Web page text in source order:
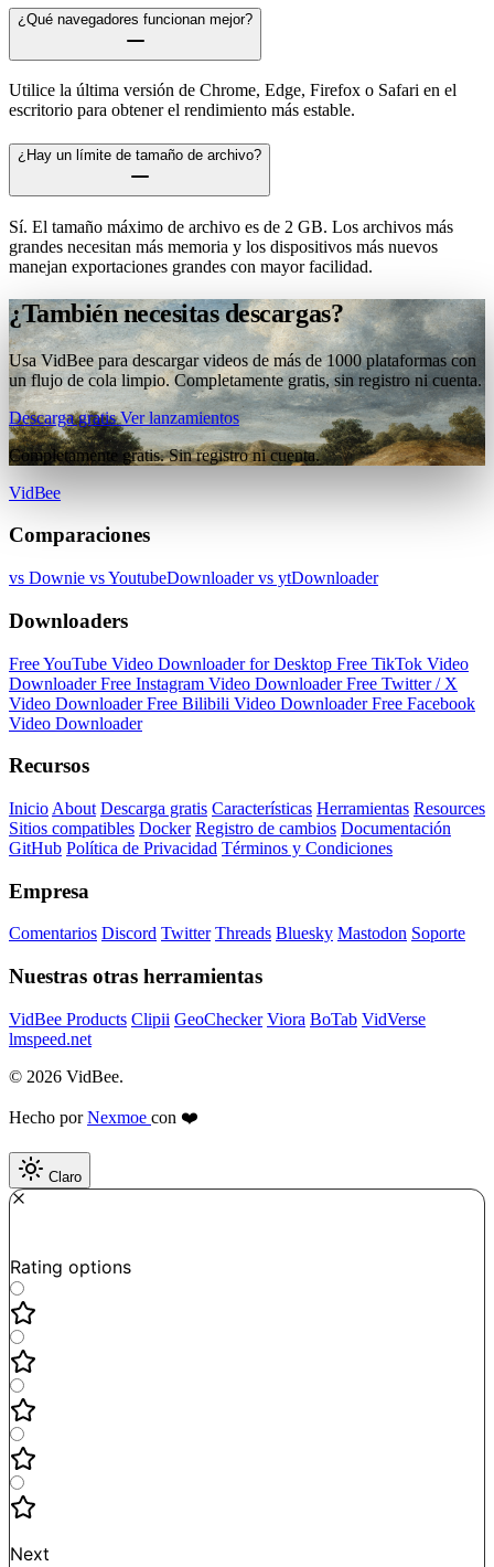
¿Qué navegadores funcionan mejor?
Utilice la última versión de Chrome, Edge, Firefox o Safari en el
escritorio para obtener el rendimiento más estable.
¿Hay un límite de tamaño de archivo?
Sí. El tamaño máximo de archivo es de 2 GB. Los archivos más
grandes necesitan más memoria y los dispositivos más nuevos
manejan exportaciones grandes con mayor facilidad.
¿También necesitas descargas?
Usa VidBee para descargar videos de más de 1000 plataformas con
un flujo de cola limpio. Completamente gratis, sin registro ni cuenta.
Descarga gratisVer lanzamientos
Completamente gratis. Sin registro ni cuenta.
VidBee
Comparaciones
vs Downie vs YoutubeDownloadervs ytDownloader
Downloaders
Free YouTube Video Downloader for Desktop Free TikTok Video
DownloaderFree Instagram Video DownloaderFree Twitter / X
Video DownloaderFree Bilibili Video DownloaderFree Facebook
Video Downloader
Recursos
Inicio About Descarga gratis Características Herramientas Resources
Sitios compatibles Docker Registro de cambios Documentación
GitHub Política de Privacidad Términos y Condiciones
Empresa
Comentarios Discord Twitter Threads Bluesky Mastodon Soporte
Nuestras otras herramientas
VidBee Products Clipii GeoChecker Viora BoTab VidVerse
lmspeed.net
© 2026 VidBee.
Hecho porNexmoe con ❤️
Claro
Rating options
Next